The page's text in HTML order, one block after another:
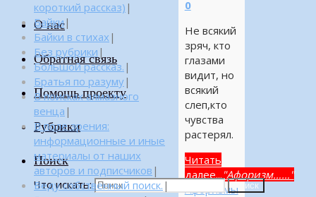
О нас
Обратная связь
Помощь проекту
Рубрики
Поиск
Что искать: Поиск
0
Не всякий
зряч, кто
глазами
видит, но
всякий
слеп,кто
чувства
растерял.
Читать
далее..."Афоризм……"
Афоризмы
короткий рассказ) |
Байки|
Байки в стихах |
Без рубрики |
Большой рассказ. |
Братья по разуму|
В поисках алмазного
венца |
В поле зрения:
информационные и иные
материалы от наших
авторов и подписчиков |
Веду собственный поиск. |